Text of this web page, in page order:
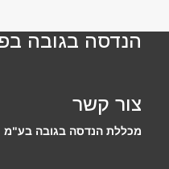
הנדסה בגובה
צור קשר
מכללת הנדסה בגובה בע"מ